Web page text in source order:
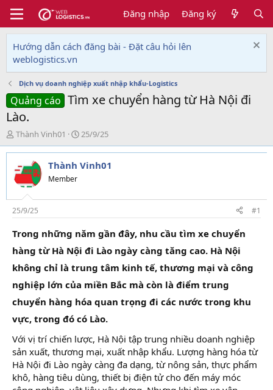
Đăng nhập Đăng ký
Hướng dẫn cách đăng bài - Đặt câu hỏi lên
weblogistics.vn
Dịch vụ doanh nghiệp xuất nhập khẩu-Logistics
Quảng cáo Tìm xe chuyển hàng từ Hà Nội đi
Lào.
T
h
r
e
a
d
s
t
a
r
e
r
Thành Vinh01
N
g
à
y
i
25/9/25
Thành Vinh01
Member
25/9/25 #1
Trong những năm gần đây, nhu cầu tìm xe chuyển
hàng từ Hà Nội đi Lào ngày càng tăng cao. Hà Nội
không chỉ là trung tâm kinh tế, thương mại và công
nghiệp lớn của miền Bắc mà còn là điểm trung
chuyển hàng hóa quan trọng đi các nước trong khu
vực, trong đó có Lào.
Với vị trí chiến lược, Hà Nội tập trung nhiều doanh nghiệp
sản xuất, thương mại, xuất nhập khẩu. Lượng hàng hóa từ
Hà Nội đi Lào ngày càng đa dạng, từ nông sản, thực phẩm
khô, hàng tiêu dùng, thiết bị điện tử cho đến máy móc